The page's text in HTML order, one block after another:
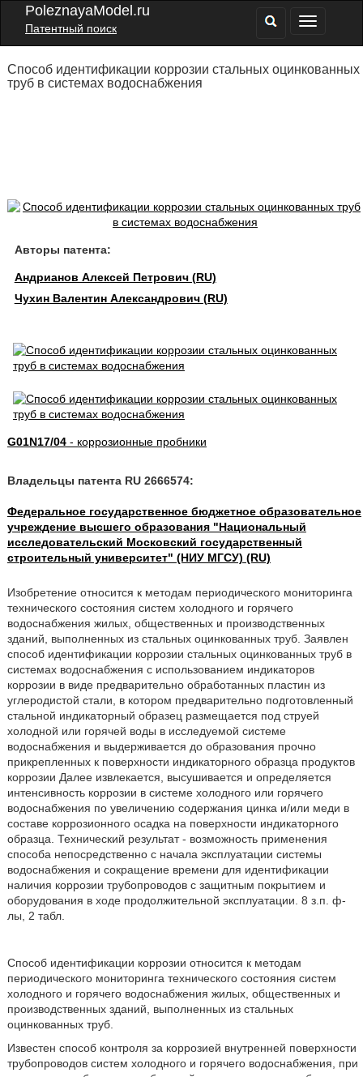
PoleznayaModel.ru
Патентный поиск
Способ идентификации коррозии стальных оцинкованных
труб в системах водоснабжения
Авторы патента:
Андрианов Алексей Петрович (RU)
Чухин Валентин Александрович (RU)
G01N17/04- коррозионные пробники
Владельцы патента RU 2666574:
Федеральное государственное бюджетное образовательное
учреждение высшего образования "Национальный
исследовательский Московский государственный
строительный университет" (НИУ МГСУ) (RU)
Изобретение относится к методам периодического мониторинга
технического состояния систем холодного и горячего
водоснабжения жилых, общественных и производственных
зданий, выполненных из стальных оцинкованных труб. Заявлен
способ идентификации коррозии стальных оцинкованных труб в
системах водоснабжения с использованием индикаторов
коррозии в виде предварительно обработанных пластин из
углеродистой стали, в котором предварительно подготовленный
стальной индикаторный образец размещается под струей
холодной или горячей воды в исследуемой системе
водоснабжения и выдерживается до образования прочно
прикрепленных к поверхности индикаторного образца продуктов
коррозии Далее извлекается, высушивается и определяется
интенсивность коррозии в системе холодного или горячего
водоснабжения по увеличению содержания цинка и/или меди в
составе коррозионного осадка на поверхности индикаторного
образца. Технический результат - возможность применения
способа непосредственно с начала эксплуатации системы
водоснабжения и сокращение времени для идентификации
наличия коррозии трубопроводов с защитным покрытием и
оборудования в ходе продолжительной эксплуатации. 8 з.п. ф-
лы, 2 табл.
Способ идентификации коррозии относится к методам
периодического мониторинга технического состояния систем
холодного и горячего водоснабжения жилых, общественных и
производственных зданий, выполненных из стальных
оцинкованных труб.
Известен способ контроля за коррозией внутренней поверхности
трубопроводов систем холодного и горячего водоснабжения, при